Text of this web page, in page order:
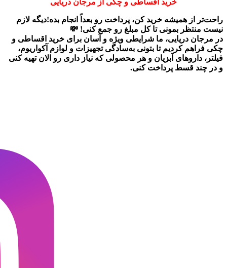
خرید اقساطی و چکی از مرجان دریایی
راحت‌تر از همیشه خرید کن، پرداخت رو بعداً انجام بده!دیگه لازم
نیست منتظر بمونی تا کل مبلغ رو جمع کنی! 💸
در مرجان دریایی، ما شرایطی ویژه و آسان برای خرید اقساطی و
چکی فراهم کردیم تا بتونی به‌سادگی تجهیزات و لوازم آکواریوم،
فیلتر، داروهای آبزیان و هر محصولی که نیاز داری رو الان تهیه کنی
و در چند قسط پرداخت کنی.